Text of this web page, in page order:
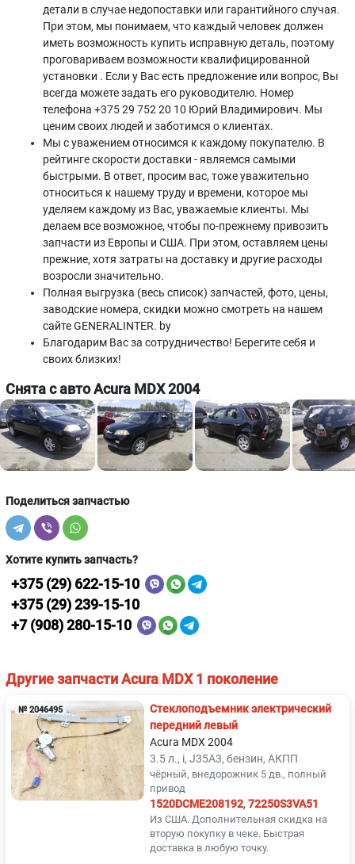
детали в случае недопоставки или гарантийного случая.
При этом, мы понимаем, что каждый человек должен
иметь возможность купить исправную деталь, поэтому
проговариваем возможности квалифицированной
установки . Если у Вас есть предложение или вопрос, Вы
всегда можете задать его руководителю. Номер
телефона +375 29 752 20 10 Юрий Владимирович. Мы
ценим своих людей и заботимся о клиентах.
Мы с уважением относимся к каждому покупателю. В
рейтинге скорости доставки - являемся самыми
быстрыми. В ответ, просим вас, тоже уважительно
относиться к нашему труду и времени, которое мы
уделяем каждому из Вас, уважаемые клиенты. Мы
делаем все возможное, чтобы по-прежнему привозить
запчасти из Европы и США. При этом, оставляем цены
прежние, хотя затраты на доставку и другие расходы
возросли значительно.
Полная выгрузка (весь список) запчастей, фото, цены,
заводские номера, скидки можно смотреть на нашем
сайте GENERALINTER. by
Благодарим Вас за сотрудничество! Берегите себя и
своих близких!
Снята с авто Acura MDX 2004
Поделиться запчастью
Хотите купить запчасть?
+375 (29) 622-15-10
+375 (29) 239-15-10
+7 (908) 280-15-10
Другие запчасти Acura MDX 1 поколение
№ 2046495
Стеклоподъемник электрический
передний левый
Acura MDX 2004
3.5 л., i, J35A3, бензин, АКПП
чёрный, внедорожник 5 дв., полный
привод
1520DCME208192, 72250S3VA51
Из США. Дополнительная скидка на
вторую покупку в чеке. Быстрая
доставка в любую точку.